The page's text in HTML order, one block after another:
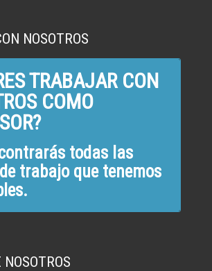
NOSOTROS
TRABAJAR CON
COMO
todas las
trabajo que tenemos